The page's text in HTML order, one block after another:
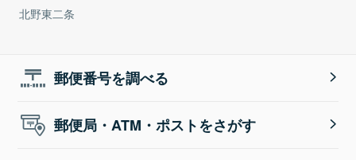
北野東二条
郵便番号を調べる
郵便局・ATM・ポストをさがす